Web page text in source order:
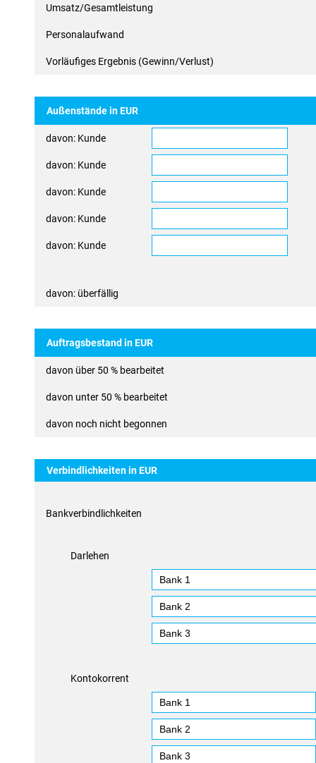
Umsatz/Gesamtleistung
Personalaufwand
Vorläufiges Ergebnis (Gewinn/Verlust)
Außenstände in EUR
davon: Kunde
davon: Kunde
davon: Kunde
davon: Kunde
davon: Kunde
davon: überfällig
Auftragsbestand in EUR
davon über 50 % bearbeitet
davon unter 50 % bearbeitet
davon noch nicht begonnen
Verbindlichkeiten in EUR
Bankverbindlichkeiten
Darlehen
Kontokorrent